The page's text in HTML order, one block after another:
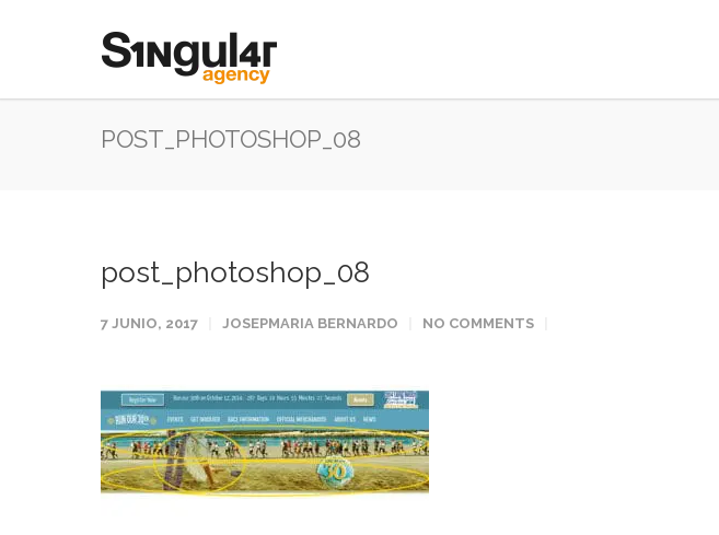
POST_PHOTOSHOP_08
post_photoshop_08
7 JUNIO, 2017 JOSEPMARIA BERNARDO NO COMMENTS